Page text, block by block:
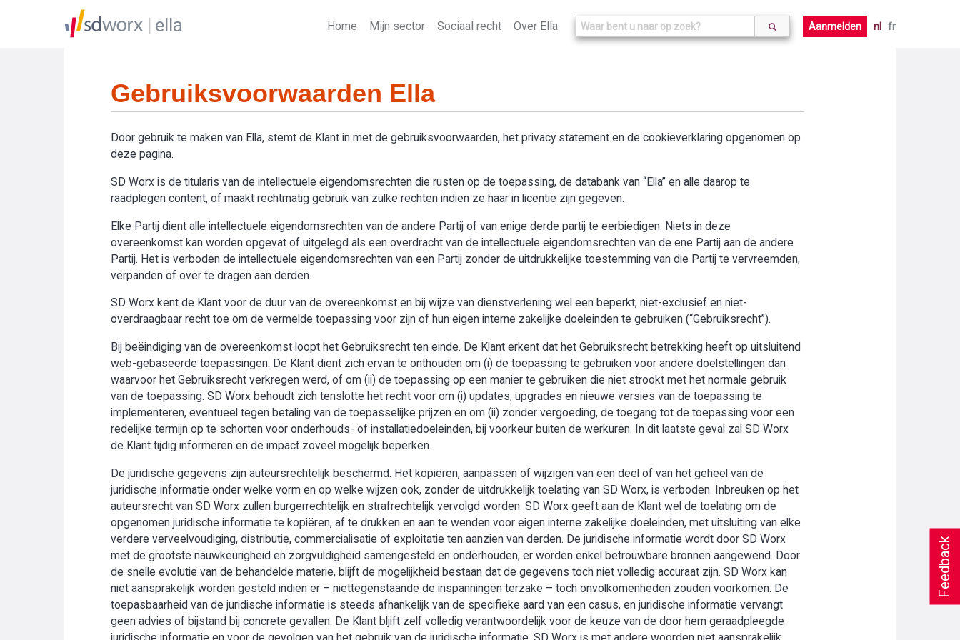
Feedback
ella Home Mijn sector Sociaal recht Over Ella Aanmelden nl fr
Gebruiksvoorwaarden Ella
Door gebruik te maken van Ella, stemt de Klant in met de gebruiksvoorwaarden, het privacy statement en de cookieverklaring opgenomen op
deze pagina.
SD Worx is de titularis van de intellectuele eigendomsrechten die rusten op de toepassing, de databank van “Ella” en alle daarop te
raadplegen content, of maakt rechtmatig gebruik van zulke rechten indien ze haar in licentie zijn gegeven.
Elke Partij dient alle intellectuele eigendomsrechten van de andere Partij of van enige derde partij te eerbiedigen. Niets in deze
overeenkomst kan worden opgevat of uitgelegd als een overdracht van de intellectuele eigendomsrechten van de ene Partij aan de andere
Partij. Het is verboden de intellectuele eigendomsrechten van een Partij zonder de uitdrukkelijke toestemming van die Partij te vervreemden,
verpanden of over te dragen aan derden.
SD Worx kent de Klant voor de duur van de overeenkomst en bij wijze van dienstverlening wel een beperkt, niet-exclusief en niet-
overdraagbaar recht toe om de vermelde toepassing voor zijn of hun eigen interne zakelijke doeleinden te gebruiken (“Gebruiksrecht”).
Bij beëindiging van de overeenkomst loopt het Gebruiksrecht ten einde. De Klant erkent dat het Gebruiksrecht betrekking heeft op uitsluitend
web-gebaseerde toepassingen. De Klant dient zich ervan te onthouden om (i) de toepassing te gebruiken voor andere doelstellingen dan
waarvoor het Gebruiksrecht verkregen werd, of om (ii) de toepassing op een manier te gebruiken die niet strookt met het normale gebruik
van de toepassing. SD Worx behoudt zich tenslotte het recht voor om (i) updates, upgrades en nieuwe versies van de toepassing te
implementeren, eventueel tegen betaling van de toepasselijke prijzen en om (ii) zonder vergoeding, de toegang tot de toepassing voor een
redelijke termijn op te schorten voor onderhouds- of installatiedoeleinden, bij voorkeur buiten de werkuren. In dit laatste geval zal SD Worx
de Klant tijdig informeren en de impact zoveel mogelijk beperken.
De juridische gegevens zijn auteursrechtelijk beschermd. Het kopiëren, aanpassen of wijzigen van een deel of van het geheel van de
juridische informatie onder welke vorm en op welke wijzen ook, zonder de uitdrukkelijk toelating van SD Worx, is verboden. Inbreuken op het
auteursrecht van SD Worx zullen burgerrechtelijk en strafrechtelijk vervolgd worden. SD Worx geeft aan de Klant wel de toelating om de
opgenomen juridische informatie te kopiëren, af te drukken en aan te wenden voor eigen interne zakelijke doeleinden, met uitsluiting van elke
verdere verveelvoudiging, distributie, commercialisatie of exploitatie ten aanzien van derden. De juridische informatie wordt door SD Worx
met de grootste nauwkeurigheid en zorgvuldigheid samengesteld en onderhouden; er worden enkel betrouwbare bronnen aangewend. Door
de snelle evolutie van de behandelde materie, blijft de mogelijkheid bestaan dat de gegevens toch niet volledig accuraat zijn. SD Worx kan
niet aansprakelijk worden gesteld indien er – niettegenstaande de inspanningen terzake – toch onvolkomenheden zouden voorkomen. De
toepasbaarheid van de juridische informatie is steeds afhankelijk van de specifieke aard van een casus, en juridische informatie vervangt
geen advies of bijstand bij concrete gevallen. De Klant bljift zelf volledig verantwoordelijk voor de keuze van de door hem geraadpleegde